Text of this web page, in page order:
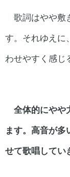
歌詞はやや敷
す。それゆえに
わせやすく感じ
全体的にやや
ます。 高音が多
せて歌唱してい